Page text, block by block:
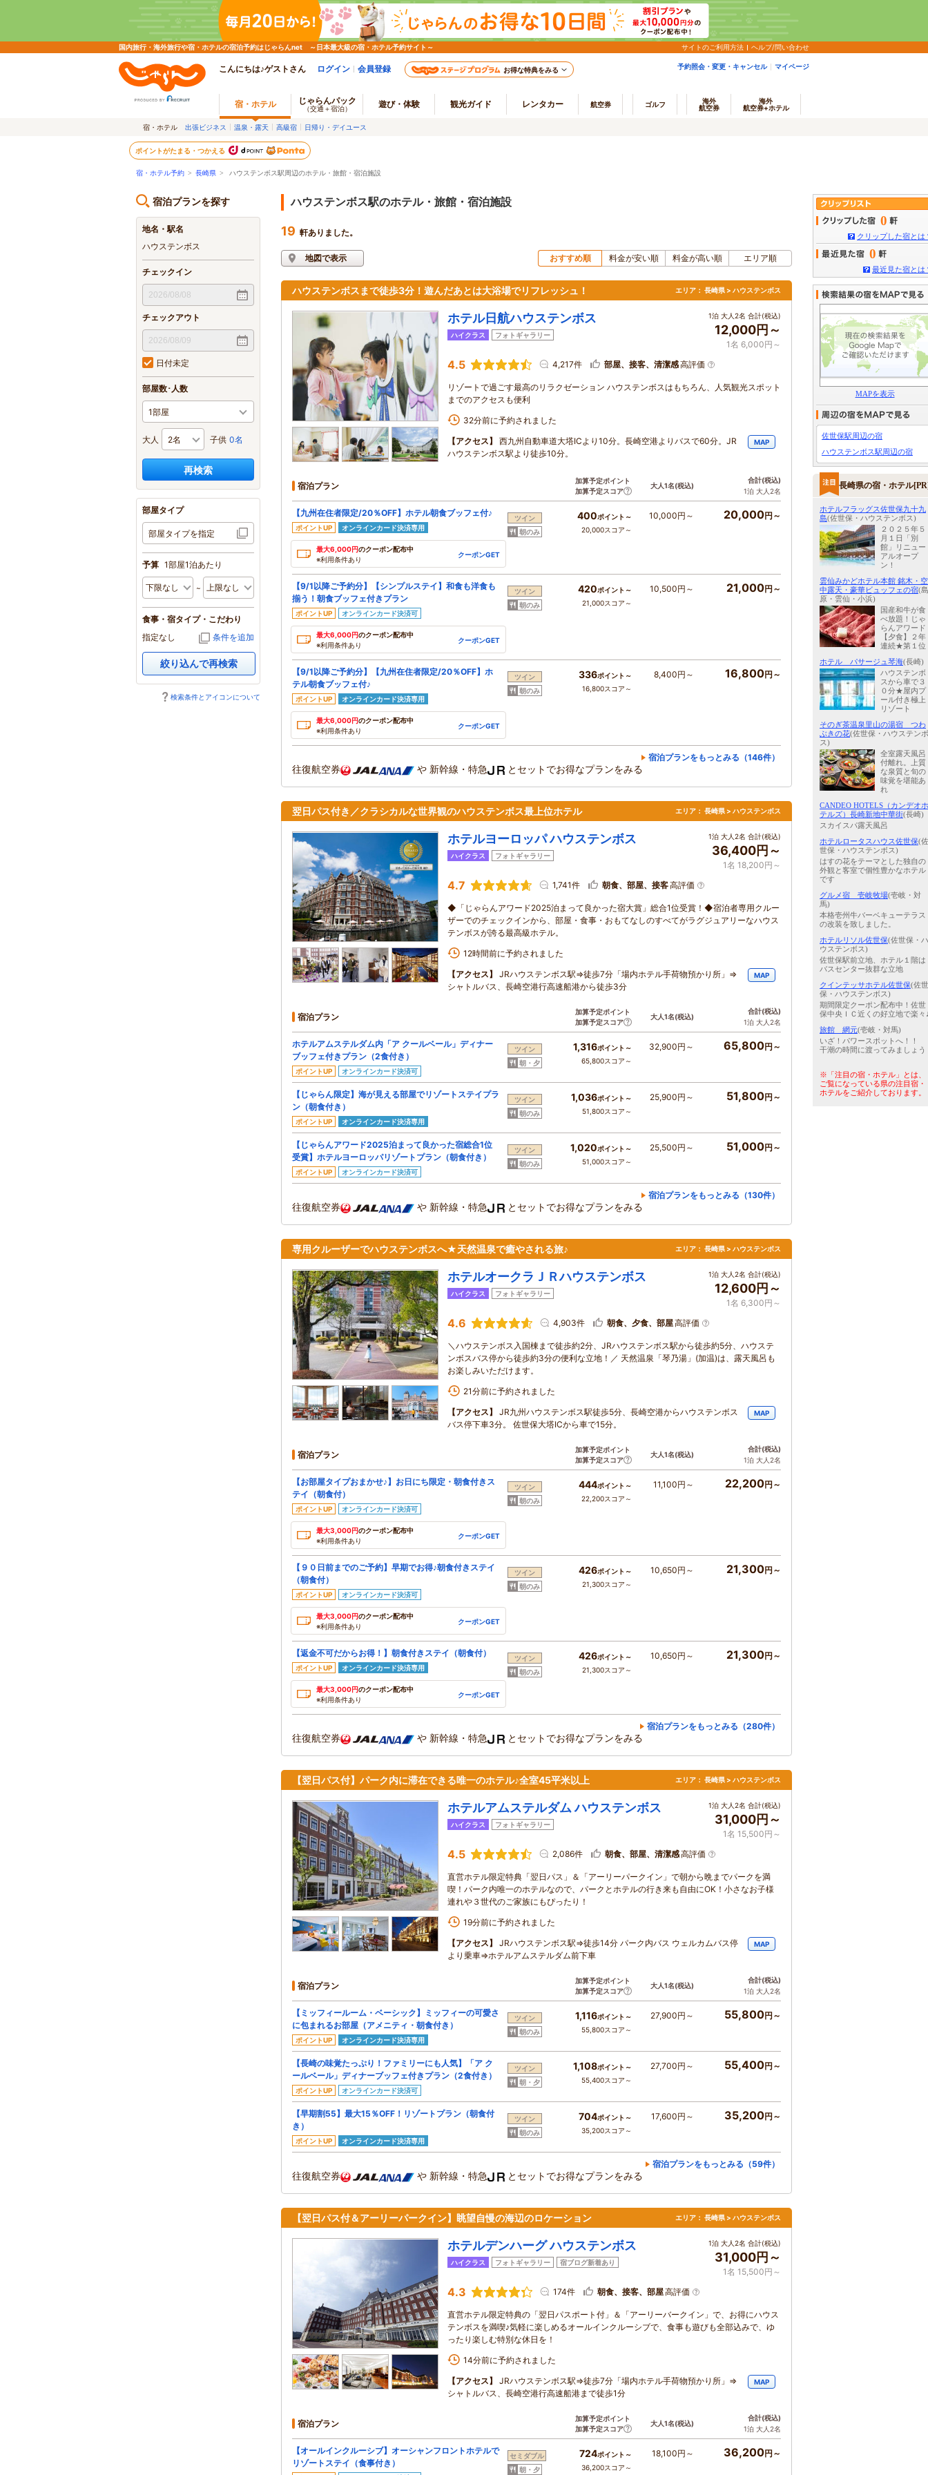
国内旅行・海外旅行や宿・ホテルの宿泊予約はじゃらんnet ～日本最大級の宿・ホテル予約サイト～ サイトのご利用方法 ヘルプ/問い合わせ
こんにちは♪ゲストさん ログイン 会員登録 お得な特典をみる 予約照会・変更・キャンセル マイページ
宿・ホテル じゃらんパック
（交通＋宿泊） 遊び・体験 観光ガイド レンタカー 航空券 ゴルフ
海外
航空券
海外
航空券+ホテル
宿・ホテル 出張ビジネス 温泉・露天 高級宿 日帰り・デイユース
ポイントがたまる・つかえる
宿・ホテル予約 > 長崎県 > ハウステンボス駅周辺のホテル・旅館・宿泊施設
宿泊プランを探す
地名・駅名
ハウステンボス
チェックイン
チェックアウト
日付未定
部屋数･人数
大人 子供 0名
再検索
部屋タイプ
部屋タイプを指定
予算 1部屋1泊あたり
食事・宿タイプ・こだわり
指定なし
条件を追加
絞り込んで再検索
検索条件とアイコンについて
ハウステンボス駅のホテル・旅館・宿泊施設
19 軒ありました。
地図で表示 おすすめ順 料金が安い順 料金が高い順 エリア順
ハウステンボスまで徒歩3分！遊んだあとは大浴場でリフレッシュ！ エリア： 長崎県 > ハウステンボス
ホテル日航ハウステンボス
ハイクラス フォトギャラリー
1泊 大人2名 合計(税込)
12,000円～
1名 6,000円～
4.5 4,217件 部屋、接客、清潔感高評価
リゾートで過ごす最高のリラクゼーション ハウステンボスはもちろん、人気観光スポット
までのアクセスも便利
32分前に予約されました
【アクセス】
西九州自動車道大塔ICより10分。長崎空港よりバスで60分。JR
ハウステンボス駅より徒歩10分。
MAP
宿泊プラン
加算予定ポイント
加算予定スコア
大人1名(税込)
合計(税込)
1泊 大人2名
【九州在住者限定/20％OFF】ホテル朝食ブッフェ付♪
ポイントUP オンラインカード決済専用
最大6,000円のクーポン配布中
※利用条件あり
クーポンGET
ツイン
朝のみ
400ポイント～
20,000スコア～
10,000円～ 20,000円～
【9/1以降ご予約分】【シンプルステイ】和食も洋食も
揃う！朝食ブッフェ付きプラン
ポイントUP オンラインカード決済可
最大6,000円のクーポン配布中
※利用条件あり
クーポンGET
ツイン
朝のみ
420ポイント～
21,000スコア～
10,500円～ 21,000円～
【9/1以降ご予約分】【九州在住者限定/20％OFF】ホ
テル朝食ブッフェ付♪
ポイントUP オンラインカード決済専用
最大6,000円のクーポン配布中
※利用条件あり
クーポンGET
ツイン
朝のみ
336ポイント～
16,800スコア～
8,400円～ 16,800円～
宿泊プランをもっとみる（146件）
往復航空券 や 新幹線・特急 とセットでお得なプランをみる
翌日パス付き／クラシカルな世界観のハウステンボス最上位ホテル エリア： 長崎県 > ハウステンボス
ホテルヨーロッパ ハウステンボス
ハイクラス フォトギャラリー
1泊 大人2名 合計(税込)
36,400円～
1名 18,200円～
4.7 1,741件 朝食、部屋、接客高評価
◆「じゃらんアワード2025泊まって良かった宿大賞」総合1位受賞！◆宿泊者専用クルー
ザーでのチェックインから、部屋・食事・おもてなしのすべてがラグジュアリーなハウス
テンボスが誇る最高級ホテル。
12時間前に予約されました
【アクセス】
JRハウステンボス駅⇒徒歩7分「場内ホテル手荷物預かり所」⇒
シャトルバス、長崎空港行高速船港から徒歩3分
MAP
宿泊プラン
加算予定ポイント
加算予定スコア
大人1名(税込)
合計(税込)
1泊 大人2名
ホテルアムステルダム内「ア クールベール」ディナー
ブッフェ付きプラン（2食付き）
ポイントUP オンラインカード決済可
ツイン
朝・夕
1,316ポイント～
65,800スコア～
32,900円～ 65,800円～
【じゃらん限定】海が見える部屋でリゾートステイプラ
ン（朝食付き）
ポイントUP オンラインカード決済専用
ツイン
朝のみ
1,036ポイント～
51,800スコア～
25,900円～ 51,800円～
【じゃらんアワード2025泊まって良かった宿総合1位
受賞】ホテルヨーロッパリゾートプラン（朝食付き）
ポイントUP オンラインカード決済可
ツイン
朝のみ
1,020ポイント～
51,000スコア～
25,500円～ 51,000円～
宿泊プランをもっとみる（130件）
往復航空券 や 新幹線・特急 とセットでお得なプランをみる
専用クルーザーでハウステンボスへ★天然温泉で癒やされる旅♪ エリア： 長崎県 > ハウステンボス
ホテルオークラＪＲハウステンボス
ハイクラス フォトギャラリー
1泊 大人2名 合計(税込)
12,600円～
1名 6,300円～
4.6 4,903件 朝食、夕食、部屋高評価
＼ハウステンボス入国棟まで徒歩約2分、JRハウステンボス駅から徒歩約5分、ハウステ
ンボスバス停から徒歩約3分の便利な立地！／ 天然温泉「琴乃湯」(加温)は、露天風呂も
お楽しみいただけます。
21分前に予約されました
【アクセス】
JR九州ハウステンボス駅徒歩5分、長崎空港からハウステンボス
バス停下車3分。 佐世保大塔ICから車で15分。
MAP
宿泊プラン
加算予定ポイント
加算予定スコア
大人1名(税込)
合計(税込)
1泊 大人2名
【お部屋タイプおまかせ♪】お日にち限定・朝食付きス
テイ（朝食付）
ポイントUP オンラインカード決済可
最大3,000円のクーポン配布中
※利用条件あり
クーポンGET
ツイン
朝のみ
444ポイント～
22,200スコア～
11,100円～ 22,200円～
【９０日前までのご予約】早期でお得♪朝食付きステイ
（朝食付）
ポイントUP オンラインカード決済可
最大3,000円のクーポン配布中
※利用条件あり
クーポンGET
ツイン
朝のみ
426ポイント～
21,300スコア～
10,650円～ 21,300円～
【返金不可だからお得！】朝食付きステイ（朝食付）
ポイントUP オンラインカード決済専用
最大3,000円のクーポン配布中
※利用条件あり
クーポンGET
ツイン
朝のみ
426ポイント～
21,300スコア～
10,650円～ 21,300円～
宿泊プランをもっとみる（280件）
往復航空券 や 新幹線・特急 とセットでお得なプランをみる
【翌日パス付】パーク内に滞在できる唯一のホテル♪全室45平米以上 エリア： 長崎県 > ハウステンボス
ホテルアムステルダム ハウステンボス
ハイクラス フォトギャラリー
1泊 大人2名 合計(税込)
31,000円～
1名 15,500円～
4.5 2,086件 朝食、部屋、清潔感高評価
直営ホテル限定特典「翌日パス」＆「アーリーパークイン」で朝から晩までパークを満
喫！パーク内唯一のホテルなので、パークとホテルの行き来も自由にOK！小さなお子様
連れや３世代のご家族にもぴったり！
19分前に予約されました
【アクセス】
JRハウステンボス駅⇒徒歩14分 パーク内バス ウェルカムバス停
より乗車⇒ホテルアムステルダム前下車
MAP
宿泊プラン
加算予定ポイント
加算予定スコア
大人1名(税込)
合計(税込)
1泊 大人2名
【ミッフィールーム・ベーシック】ミッフィーの可愛さ
に包まれるお部屋（アメニティ・朝食付き）
ポイントUP オンラインカード決済専用
ツイン
朝のみ
1,116ポイント～
55,800スコア～
27,900円～ 55,800円～
【長崎の味覚たっぷり！ファミリーにも人気】「ア ク
ールベール」ディナーブッフェ付きプラン（2食付き）
ポイントUP オンラインカード決済可
ツイン
朝・夕
1,108ポイント～
55,400スコア～
27,700円～ 55,400円～
【早期割55】最大15％OFF！リゾートプラン（朝食付
き）
ポイントUP オンラインカード決済専用
ツイン
朝のみ
704ポイント～
35,200スコア～
17,600円～ 35,200円～
宿泊プランをもっとみる（59件）
往復航空券 や 新幹線・特急 とセットでお得なプランをみる
【翌日パス付＆アーリーパークイン】眺望自慢の海辺のロケーション エリア： 長崎県 > ハウステンボス
ホテルデンハーグ ハウステンボス
ハイクラス フォトギャラリー 宿ブログ新着あり
1泊 大人2名 合計(税込)
31,000円～
1名 15,500円～
4.3 174件 朝食、接客、部屋高評価
直営ホテル限定特典の「翌日パスポート付」＆「アーリーバークイン」で、お得にハウス
テンボスを満喫♪気軽に楽しめるオールインクルーシブで、食事も遊びも全部込みで、ゆ
ったり楽しむ特別な休日を！
14分前に予約されました
【アクセス】
JRハウステンボス駅⇒徒歩7分「場内ホテル手荷物預かり所」⇒
シャトルバス、長崎空港行高速船港まで徒歩1分
MAP
宿泊プラン
加算予定ポイント
加算予定スコア
大人1名(税込)
合計(税込)
1泊 大人2名
【オールインクルーシブ】オーシャンフロントホテルで
リゾートステイ（食事付き）
セミダブル
朝・夕
724ポイント～
36,200スコア～
18,100円～ 36,200円～
0
クリップした宿とは
0
最近見た宿とは
MAPを表示
佐世保駅周辺の宿
ハウステンボス駅周辺の宿
長崎県の宿・ホテル
ホテルフラッグス佐世保九十九
島(佐世保・ハウステンボス)
２０２５年５
月１日「別
館」リニュー
アルオープ
ン！
雲仙みかどホテル本館 銘木・空
中露天・豪華ビュッフェの宿(島
原・雲仙・小浜)
国産和牛が食
べ放題！じゃ
らんアワード
【夕食】２年
連続★第１位
ホテル パサージュ琴海(長崎)
ハウステンボ
スから車で３
０分★屋内プ
ール付き極上
リゾート
そのぎ茶温泉里山の湯宿 つわ
ぶきの花(佐世保・ハウステンボ
ス)
全室露天風呂
付離れ。上質
な泉質と旬の
味覚を堪能あ
れ
CANDEO HOTELS（カンデオホ
テルズ）長崎新地中華街(長崎)
スカイスパ露天風呂
ホテルロータスハウス佐世保(佐
世保・ハウステンボス)
はすの花をテーマとした独自の
外観と客室で個性豊かなホテル
です
グルメ宿 壱岐牧場(壱岐・対
馬)
本格壱州牛バーベキューテラス
の改装を致しました。
ホテルリソル佐世保(佐世保・ハ
ウステンボス)
佐世保駅前立地、ホテル１階は
バスセンター抜群な立地
クインテッサホテル佐世保(佐世
保・ハウステンボス)
期間限定クーポン配布中！佐世
保中央ＩＣ近くの好立地で楽々
旅館 網元(壱岐・対馬)
いざ！パワースポットへ！！
干潮の時間に渡ってみましょう
※「注目の宿・ホテル」とは、
ご覧になっている県の注目宿・
ホテルをご紹介しております。